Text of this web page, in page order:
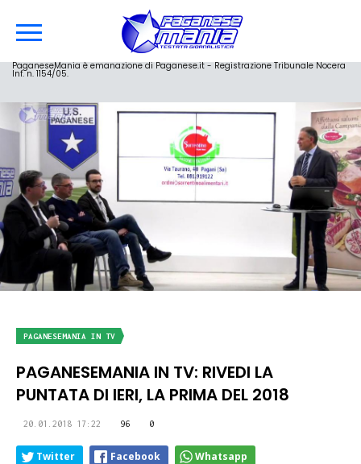
PaganeseMania è emanazione di Paganese.it - Registrazione Tribunale Nocera
Inf. n. 1154/05.
PAGANESEMANIA IN TV
PAGANESEMANIA IN TV: RIVEDI LA
PUNTATA DI IERI, LA PRIMA DEL 2018
20.01.2018 17:22 96 0
Twitter Facebook Whatsapp